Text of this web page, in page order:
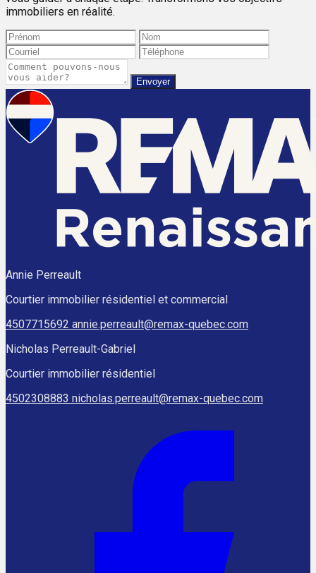
immobiliers en réalité.
Envoyer
Annie Perreault
Courtier immobilier résidentiel et commercial
4507715692 annie.perreault@remax-quebec.com
Nicholas Perreault-Gabriel
Courtier immobilier résidentiel
4502308883 nicholas.perreault@remax-quebec.com